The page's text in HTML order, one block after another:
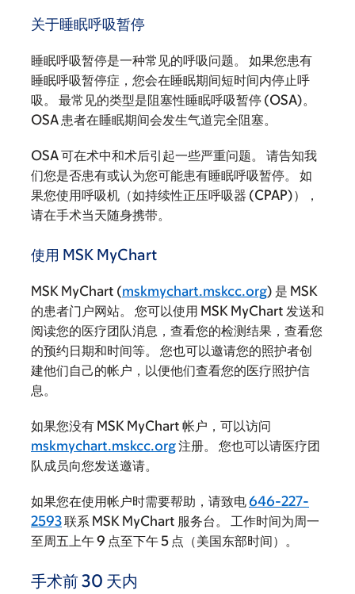
关于睡眠呼吸暂停
睡眠呼吸暂停是一种常见的呼吸问题。 如果您患有
睡眠呼吸暂停症，您会在睡眠期间短时间内停止呼
吸。 最常见的类型是阻塞性睡眠呼吸暂停 (OSA)。
OSA 患者在睡眠期间会发生气道完全阻塞。
OSA 可在术中和术后引起一些严重问题。 请告知我
们您是否患有或认为您可能患有睡眠呼吸暂停。 如
果您使用呼吸机（如持续性正压呼吸器 (CPAP)），
请在手术当天随身携带。
使用 MSK MyChart
MSK MyChart (mskmychart.mskcc.org) 是 MSK
的患者门户网站。 您可以使用 MSK MyChart 发送和
阅读您的医疗团队消息，查看您的检测结果，查看您
的预约日期和时间等。 您也可以邀请您的照护者创
建他们自己的帐户，以便他们查看您的医疗照护信
息。
如果您没有 MSK MyChart 帐户，可以访问
mskmychart.mskcc.org注册。 您也可以请医疗团
队成员向您发送邀请。
如果您在使用帐户时需要帮助，请致电646-227-
2593联系 MSK MyChart 服务台。 工作时间为周一
至周五上午 9 点至下午 5 点（美国东部时间）。
手术前 30 天内